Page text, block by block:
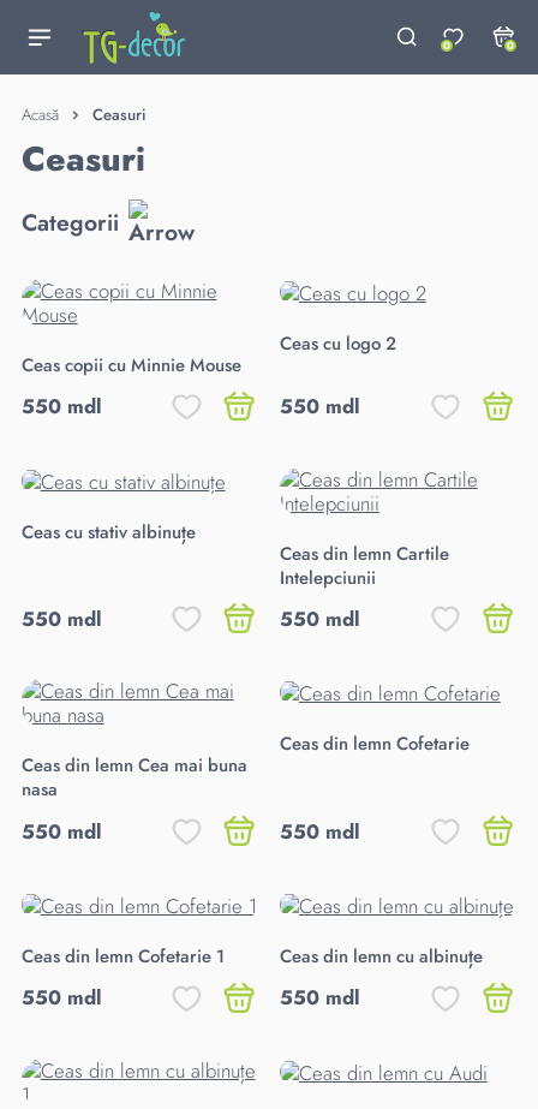
0 0
Acasă Ceasuri
Ceasuri
Categorii
Ceas copii cu Minnie Mouse
550 mdl
Ceas cu logo 2
550 mdl
Ceas cu stativ albinuțe
550 mdl
Ceas din lemn Cartile
Intelepciunii
550 mdl
Ceas din lemn Cea mai buna
nasa
550 mdl
Ceas din lemn Cofetarie
550 mdl
Ceas din lemn Cofetarie 1
550 mdl
Ceas din lemn cu albinuțe
550 mdl